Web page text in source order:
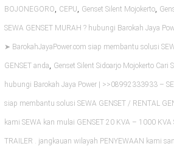
BOJONEGORO, CEPU, Genset Silent Mojokerto,
SEWA GENSET MURAH ? hubungi Barokah Jaya
➤ BarokahJayaPower.com siap membantu solusi
GENSET anda, Genset Silent Sidoarjo Mojokerto Cari
hubungi Barokah Jaya Power | >>08992333933 –
siap membantu solusi SEWA GENSET / RENTAL
kami SEWA kan mulai GENSET 20 KVA – 1000 KVA
TRAILER . jangkauan wilayah PENYEWAAN kami